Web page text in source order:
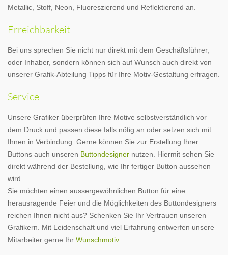
Metallic, Stoff, Neon, Fluoreszierend und Reflektierend an.
Erreichbarkeit
Bei uns sprechen Sie nicht nur direkt mit dem Geschäftsführer,
oder Inhaber, sondern können sich auf Wunsch auch direkt von
unserer Grafik-Abteilung Tipps für Ihre Motiv-Gestaltung erfragen.
Service
Unsere Grafiker überprüfen Ihre Motive selbstverständlich vor
dem Druck und passen diese falls nötig an oder setzen sich mit
Ihnen in Verbindung. Gerne können Sie zur Erstellung Ihrer
Buttons auch unseren Buttondesigner nutzen. Hiermit sehen Sie
direkt während der Bestellung, wie Ihr fertiger Button aussehen
wird.
Sie möchten einen aussergewöhnlichen Button für eine
herausragende Feier und die Möglichkeiten des Buttondesigners
reichen Ihnen nicht aus? Schenken Sie Ihr Vertrauen unseren
Grafikern. Mit Leidenschaft und viel Erfahrung entwerfen unsere
Mitarbeiter gerne Ihr Wunschmotiv.